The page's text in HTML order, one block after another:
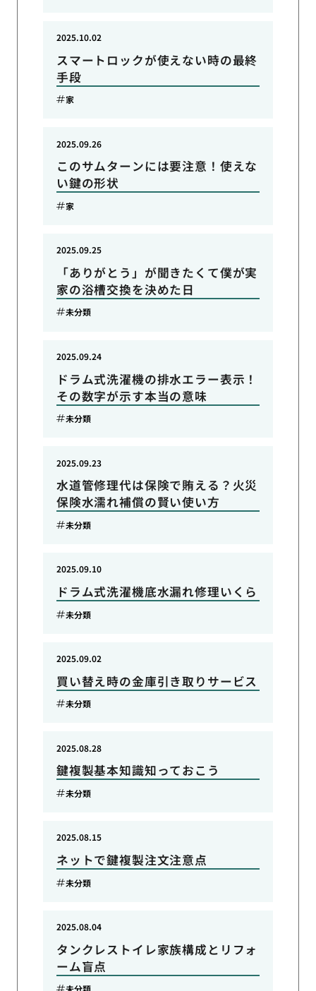
スマートロックが使えない時の最終
手段
2025.10.02
家
このサムターンには要注意！使えな
い鍵の形状
2025.09.26
家
「ありがとう」が聞きたくて僕が実
家の浴槽交換を決めた日
2025.09.25
未分類
ドラム式洗濯機の排水エラー表示！
その数字が示す本当の意味
2025.09.24
未分類
水道管修理代は保険で賄える？火災
保険水濡れ補償の賢い使い方
2025.09.23
未分類
ドラム式洗濯機底水漏れ修理いくら
2025.09.10
未分類
買い替え時の金庫引き取りサービス
2025.09.02
未分類
鍵複製基本知識知っておこう
2025.08.28
未分類
ネットで鍵複製注文注意点
2025.08.15
未分類
タンクレストイレ家族構成とリフォ
ーム盲点
2025.08.04